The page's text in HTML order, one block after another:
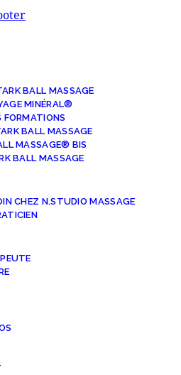
BALL MASSAGE
MINÉRAL®
FORMATIONS
BALL MASSAGE
MASSAGE® BIS
BALL MASSAGE
CHEZ N.STUDIO MASSAGE